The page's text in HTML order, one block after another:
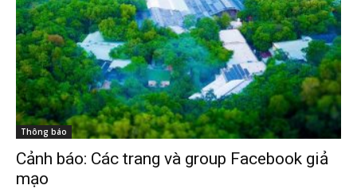
Thông báo
Cảnh báo: Các trang và group Facebook giả
mạo